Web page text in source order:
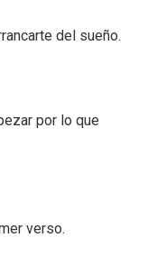
del sueño.
por lo que
verso.